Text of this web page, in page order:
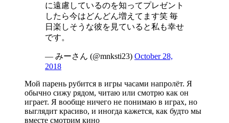
に遠慮しているのを知ってプレゼント
したら今はどんどん増えてます笑 毎
日楽しそうな彼を見ていると私も幸せ
です。
— みーさん (@mnksti23) October 28,
2018
Мой парень рубится в игры часами напролёт. Я
обычно сижу рядом, читаю или смотрю как он
играет. Я вообще ничего не понимаю в играх, но
выглядит красиво, и иногда кажется, как будто мы
вместе смотрим кино